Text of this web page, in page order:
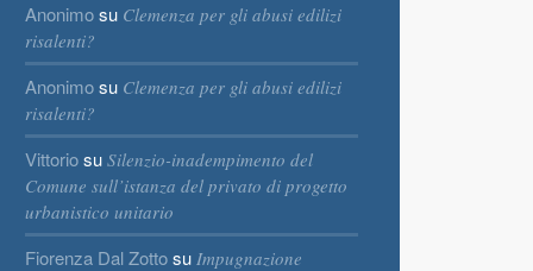
Anonimosu Clemenza per gli abusi edilizi
risalenti?
Anonimosu Clemenza per gli abusi edilizi
risalenti?
Vittoriosu Silenzio-inadempimento del
Comune sull’istanza del privato di progetto
urbanistico unitario
Fiorenza Dal Zottosu Impugnazione